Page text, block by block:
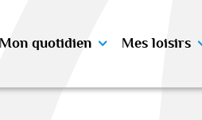
Mon quotidien Mes loisirs